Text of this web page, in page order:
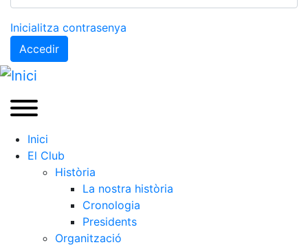
Inicialitza contrasenya
Accedir
Inici
El Club
Història
La nostra història
Cronologia
Presidents
Organització